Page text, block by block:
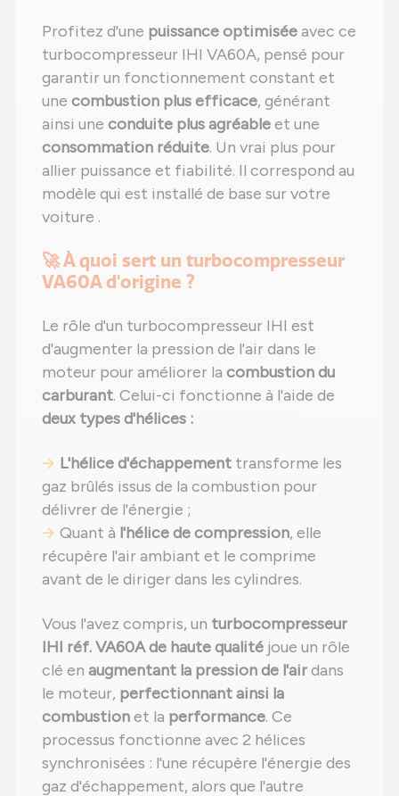
Profitez d'une puissance optimiséeavec ce
turbocompresseur IHI VA60A, pensé pour
garantir un fonctionnement constant et
une combustion plus efficace, générant
ainsi une conduite plus agréableet une
consommation réduite. Un vrai plus pour
allier puissance et fiabilité. Il correspond au
modèle qui est installé de base sur votre
voiture .
🚀 À quoi sert un turbocompresseur
VA60A d'origine ?
Le rôle d'un turbocompresseur IHI est
d'augmenter la pression de l'air dans le
moteur pour améliorer la combustion du
carburant. Celui-ci fonctionne à l'aide de
deux types d'hélices :
L'hélice d'échappement transforme les
gaz brûlés issus de la combustion pour
délivrer de l'énergie ;
Quant à l'hélice de compression, elle
récupère l'air ambiant et le comprime
avant de le diriger dans les cylindres.
Vous l'avez compris, un turbocompresseur
IHI réf. VA60A de haute qualité joue un rôle
clé en augmentant la pression de l'airdans
le moteur, perfectionnant ainsi la
combustionet la performance. Ce
processus fonctionne avec 2 hélices
synchronisées : l'une récupère l'énergie des
gaz d'échappement, alors que l'autre